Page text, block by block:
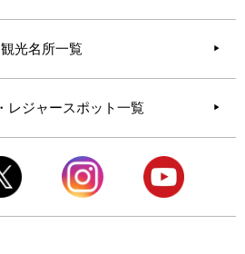
観光名所一覧
レジャースポット一覧